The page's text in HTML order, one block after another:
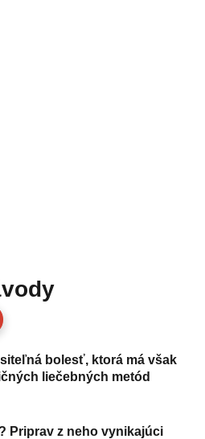
bolesť, ktorá má však
liečebných metód
Priprav z neho vynikajúci